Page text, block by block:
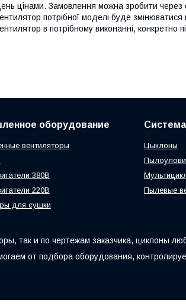
цінами. Замовлення можна зробити
потрібної моделі буде
в потрібному виконанні, конкретно
оборудование
вентиляторы
380В
220В
для сушки
Цыклоны
Пылевые
так и по чертежам заказчика, циклоны
от подбора оборудования,